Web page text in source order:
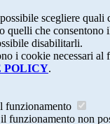
scegliere quali
quelli che consentono
disabilitarli.
i cookie necessari al
POLICY.
funzionamento
funzionamento non